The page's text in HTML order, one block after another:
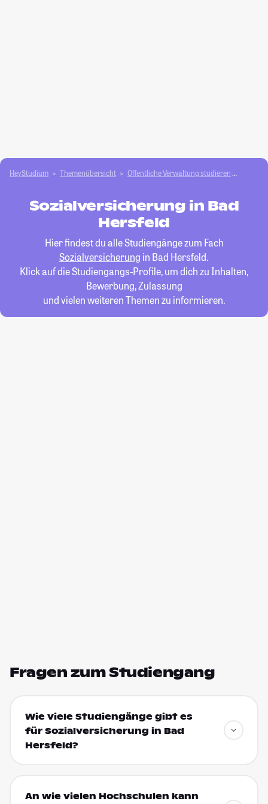
HeyStudium Themenübersicht Öffentliche Verwaltung studieren
Sozialversicherung in Bad
Hersfeld
Hier findest du alle Studiengänge zum Fach
Sozialversicherung in Bad Hersfeld.
Klick auf die Studiengangs-Profile, um dich zu Inhalten,
Bewerbung, Zulassung
und vielen weiteren Themen zu informieren.
Fragen zum Studiengang
Wie viele Studiengänge gibt es
für Sozialversicherung in Bad
Hersfeld?
An wie vielen Hochschulen kann